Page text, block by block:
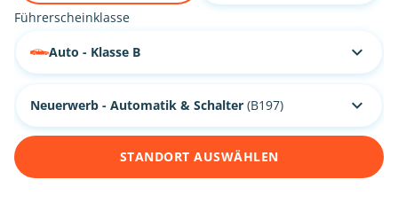
Führerscheinklasse
Auto - Klasse B
Neuerwerb - Automatik & Schalter (B197)
STANDORT AUSWÄHLEN